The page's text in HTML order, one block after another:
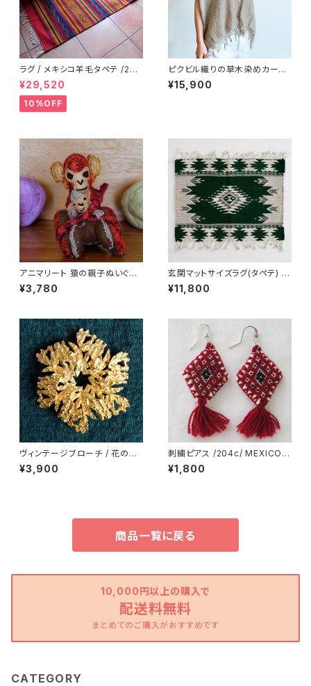
ラグ / メキシコ羊毛タペテ /223
b/ Teotitlan Del Valle/ MEX
ICO
¥29,520
10%OFF
ピクビル織りの草木染めカーデ
ィガン / Plant-dyed / GUATE
MALA グアテマラ
¥15,900
アニマリート 猿の親子ぬいぐる
み /239f/ MEXICO メキシコ
¥3,780
玄関マットサイズラグ(タペテ) /
Green /238/ MEXICO メキシ
コ
¥11,800
ヴィンテージブローチ / 花の結
晶 /284a/ USA アメリカ
¥3,900
刺繍ピアス /204c/ MEXICO
メキシコ
¥1,800
商品一覧に戻る
10,000円以上の購入で
配送料無料
まとめてのご購入がおすすめです
CATEGORY